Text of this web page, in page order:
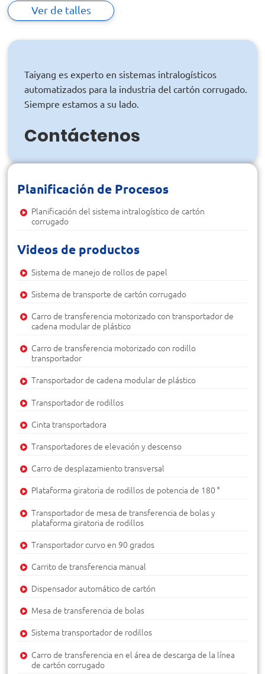
Ver de talles
Taiyang es experto en sistemas intralogísticos
automatizados para la industria del cartón corrugado.
Siempre estamos a su lado.
Contáctenos
Planificación de Procesos
Planificación del sistema intralogístico de cartón
corrugado
Videos de productos
Sistema de manejo de rollos de papel
Sistema de transporte de cartón corrugado
Carro de transferencia motorizado con transportador de
cadena modular de plástico
Carro de transferencia motorizado con rodillo
transportador
Transportador de cadena modular de plástico
Transportador de rodillos
Cinta transportadora
Transportadores de elevación y descenso
Carro de desplazamiento transversal
Plataforma giratoria de rodillos de potencia de 180 °
Transportador de mesa de transferencia de bolas y
plataforma giratoria de rodillos
Transportador curvo en 90 grados
Carrito de transferencia manual
Dispensador automático de cartón
Mesa de transferencia de bolas
Sistema transportador de rodillos
Carro de transferencia en el área de descarga de la línea
de cartón corrugado